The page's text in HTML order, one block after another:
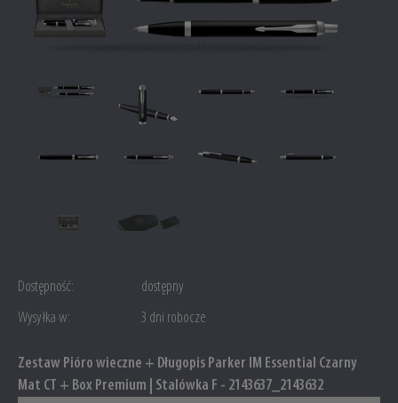
Dostępność:
dostępny
Wysyłka w:
3 dni robocze
Zestaw Pióro wieczne + Długopis Parker IM Essential Czarny
Mat CT + Box Premium | Stalówka F - 2143637_2143632